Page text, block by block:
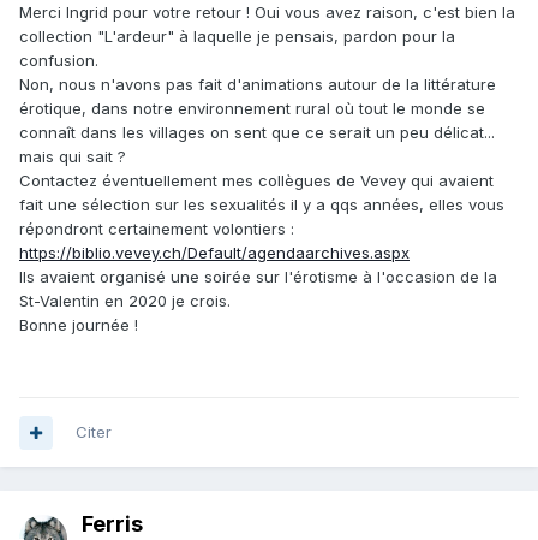
Je viens de regarder votre fonds, c'est très actuel ! Bravo. Il
m'avait semblait que les collègues suisses avaient moins de
tabou peut-être qu'en France. Je ne connaissais pas
certains titres. Je vais les ajouter à ma bibliothèque Babelio !
Merci
Merci Ingrid pour votre retour ! Oui vous avez raison, c'est bien la
collection "L'ardeur" à laquelle je pensais, pardon pour la
confusion.
Non, nous n'avons pas fait d'animations autour de la littérature
érotique, dans notre environnement rural où tout le monde se
connaît dans les villages on sent que ce serait un peu délicat...
mais qui sait ?
Contactez éventuellement mes collègues de Vevey qui avaient
fait une sélection sur les sexualités il y a qqs années, elles vous
répondront certainement volontiers :
https://biblio.vevey.ch/Default/agendaarchives.aspx
Ils avaient organisé une soirée sur l'érotisme à l'occasion de la
St-Valentin en 2020 je crois.
Bonne journée !
Citer
Ferris